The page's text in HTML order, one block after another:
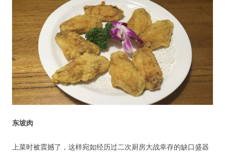
东坡肉
上菜时被震撼了，这样宛如经历过二次厨房大战幸存的缺口盛器